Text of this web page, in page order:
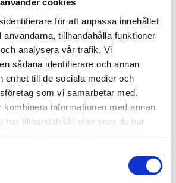
för att anpassa innehållet
användarna, tillhandahålla funktioner
analysera vår trafik. Vi
sådana identifierare och annan
enhet till de sociala medier och
som vi samarbetar med.
informationen med annan
har tillhandahållit eller som de har
bidrags­höjning
nästa år